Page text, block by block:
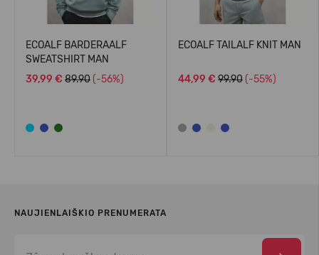
ECOALF BARDERAALF
SWEATSHIRT MAN
39,99 € 89.90 (-56%)
ECOALF TAILALF KNIT MAN
44,99 € 99.90 (-55%)
NAUJIENLAIŠKIO PRENUMERATA